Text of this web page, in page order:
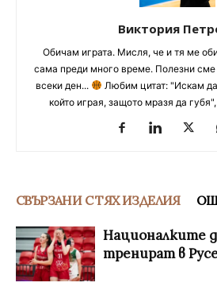
Виктория
Обичам играта. Мисля, че и тя ме
сама преди много време. Полезни
всеки ден...
Любим цитат: "Искам
който играя, защото мразя да
СВЪРЗАНИ С ТЯХ ИЗДЕЛИЯ
Националките
тренират в